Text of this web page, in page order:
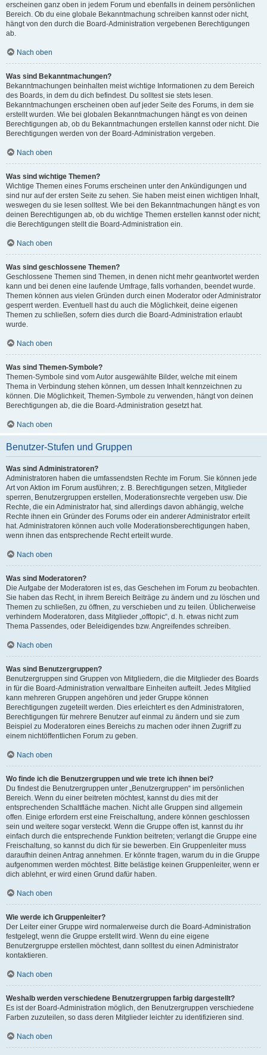
erscheinen ganz oben in jedem Forum und ebenfalls in deinem persönlichen
Bereich. Ob du eine globale Bekanntmachung schreiben kannst oder nicht,
hängt von den durch die Board-Administration vergebenen Berechtigungen
ab.
Nach oben
Was sind Bekanntmachungen?
Bekanntmachungen beinhalten meist wichtige Informationen zu dem Bereich
des Boards, in dem du dich befindest. Du solltest sie stets lesen.
Bekanntmachungen erscheinen oben auf jeder Seite des Forums, in dem sie
erstellt wurden. Wie bei globalen Bekanntmachungen hängt es von deinen
Berechtigungen ab, ob du Bekanntmachungen erstellen kannst oder nicht. Die
Berechtigungen werden von der Board-Administration vergeben.
Nach oben
Was sind wichtige Themen?
Wichtige Themen eines Forums erscheinen unter den Ankündigungen und
sind nur auf der ersten Seite zu sehen. Sie haben meist einen wichtigen Inhalt,
weswegen du sie lesen solltest. Wie bei den Bekanntmachungen hängt es von
deinen Berechtigungen ab, ob du wichtige Themen erstellen kannst oder nicht;
die Berechtigungen stellt die Board-Administration ein.
Nach oben
Was sind geschlossene Themen?
Geschlossene Themen sind Themen, in denen nicht mehr geantwortet werden
kann und bei denen eine laufende Umfrage, falls vorhanden, beendet wurde.
Themen können aus vielen Gründen durch einen Moderator oder Administrator
gesperrt werden. Eventuell hast du auch die Möglichkeit, deine eigenen
Themen zu schließen, sofern dies durch die Board-Administration erlaubt
wurde.
Nach oben
Was sind Themen-Symbole?
Themen-Symbole sind vom Autor ausgewählte Bilder, welche mit einem
Thema in Verbindung stehen können, um dessen Inhalt kennzeichnen zu
können. Die Möglichkeit, Themen-Symbole zu verwenden, hängt von deinen
Berechtigungen ab, die die Board-Administration gesetzt hat.
Nach oben
Benutzer-Stufen und Gruppen
Was sind Administratoren?
Administratoren haben die umfassendsten Rechte im Forum. Sie können jede
Art von Aktion im Forum ausführen; z. B. Berechtigungen setzen, Mitglieder
sperren, Benutzergruppen erstellen, Moderationsrechte vergeben usw. Die
Rechte, die ein Administrator hat, sind allerdings davon abhängig, welche
Rechte ihnen ein Gründer des Forums oder ein anderer Administrator erteilt
hat. Administratoren können auch volle Moderationsberechtigungen haben,
wenn ihnen das entsprechende Recht erteilt wurde.
Nach oben
Was sind Moderatoren?
Die Aufgabe der Moderatoren ist es, das Geschehen im Forum zu beobachten.
Sie haben das Recht, in ihrem Bereich Beiträge zu ändern und zu löschen und
Themen zu schließen, zu öffnen, zu verschieben und zu teilen. Üblicherweise
verhindern Moderatoren, dass Mitglieder „offtopic“, d. h. etwas nicht zum
Thema Passendes, oder Beleidigendes bzw. Angreifendes schreiben.
Nach oben
Was sind Benutzergruppen?
Benutzergruppen sind Gruppen von Mitgliedern, die die Mitglieder des Boards
in für die Board-Administration verwaltbare Einheiten aufteilt. Jedes Mitglied
kann mehreren Gruppen angehören und jeder Gruppe können
Berechtigungen zugeteilt werden. Dies erleichtert es den Administratoren,
Berechtigungen für mehrere Benutzer auf einmal zu ändern und sie zum
Beispiel zu Moderatoren eines Bereichs zu machen oder ihnen Zugriff zu
einem nichtöffentlichen Forum zu geben.
Nach oben
Wo finde ich die Benutzergruppen und wie trete ich ihnen bei?
Du findest die Benutzergruppen unter „Benutzergruppen“ im persönlichen
Bereich. Wenn du einer beitreten möchtest, kannst du dies mit der
entsprechenden Schaltfläche machen. Nicht alle Gruppen sind allgemein
offen. Einige erfordern erst eine Freischaltung, andere können geschlossen
sein und weitere sogar versteckt. Wenn die Gruppe offen ist, kannst du ihr
einfach durch die entsprechende Funktion beitreten; verlangt die Gruppe eine
Freischaltung, so kannst du dich für sie bewerben. Ein Gruppenleiter muss
daraufhin deinen Antrag annehmen. Er könnte fragen, warum du in die Gruppe
aufgenommen werden möchtest. Bitte belästige keinen Gruppenleiter, wenn er
dich ablehnt, er wird einen Grund dafür haben.
Nach oben
Wie werde ich Gruppenleiter?
Der Leiter einer Gruppe wird normalerweise durch die Board-Administration
festgelegt, wenn die Gruppe erstellt wird. Wenn du eine eigene
Benutzergruppe erstellen möchtest, dann solltest du einen Administrator
kontaktieren.
Nach oben
Weshalb werden verschiedene Benutzergruppen farbig dargestellt?
Es ist der Board-Administration möglich, den Benutzergruppen verschiedene
Farben zuzuteilen, so dass deren Mitglieder leichter zu identifizieren sind.
Nach oben